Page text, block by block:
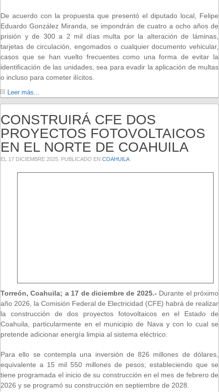
De acuerdo con la propuesta que presentó el diputado local, Felipe
Eduardo González Miranda, se impondrán de cuatro a ocho años de
prisión y de 300 a 2 mil días multa por la alteración de láminas,
tarjetas de circulación, engomados o cualquier documento vehicular,
casos que se han vuelto frecuentes como una forma de evitar la
identificación de las unidades, sea para evadir la aplicación de multas
o incluso para cometer ilícitos.
Leer más...
CONSTRUIRÁ CFE DOS
PROYECTOS FOTOVOLTAICOS
EN EL NORTE DE COAHUILA
EL 17 DICIEMBRE 2025 . PUBLICADO EN COAHUILA
Torreón, Coahuila; a 17 de diciembre de 2025.- Durante el próximo
año 2026, la Comisión Federal de Electricidad (CFE) habrá de realizar
la construcción de dos proyectos fotovoltaicos en el Estado de
Coahuila, particularmente en el municipio de Nava y con lo cual se
pretende adicionar energía limpia al sistema eléctrico.
Para ello se contempla una inversión de 826 millones de dólares,
equivalente a 15 mil 550 millones de pesos; estableciendo que se
tiene programada el inicio de su construcción en el mes de febrero de
2026 y se programó su construcción en septiembre de 2028.